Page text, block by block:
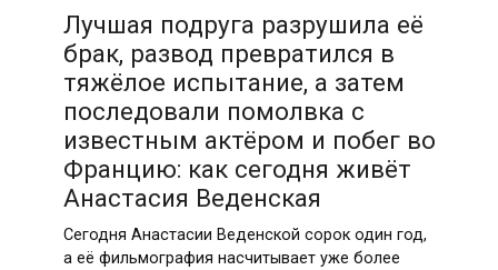
Лучшая подруга разрушила её
брак, развод превратился в
тяжёлое испытание, а затем
последовали помолвка с
известным актёром и побег во
Францию: как сегодня живёт
Анастасия Веденская
Сегодня Анастасии Веденской сорок один год,
а её фильмография насчитывает уже более